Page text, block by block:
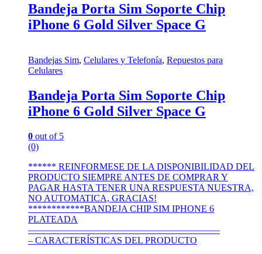
Bandeja Porta Sim Soporte Chip
iPhone 6 Gold Silver Space G
Bandejas Sim, Celulares y Telefonía, Repuestos para
Celulares
Bandeja Porta Sim Soporte Chip
iPhone 6 Gold Silver Space G
0 out of 5
(0)
****** REINFORMESE DE LA DISPONIBILIDAD DEL
PRODUCTO SIEMPRE ANTES DE COMPRAR Y
PAGAR HASTA TENER UNA RESPUESTA NUESTRA,
NO AUTOMATICA, GRACIAS!
************BANDEJA CHIP SIM IPHONE 6
PLATEADA
————————————————————–
– CARACTERÍSTICAS DEL PRODUCTO